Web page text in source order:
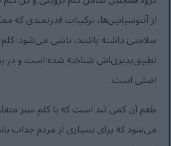
از آنتوسیانین‌ها، ترکیبات قدرتمندی که
سلامتی داشته باشند، ناشی می‌شود. کلم
تطبیق‌پذیری‌اش شناخته شده است و در
اصلی است.
طعم آن کمی تند است که با کلم سبز
می‌شود که برای بسیاری از مردم جذاب